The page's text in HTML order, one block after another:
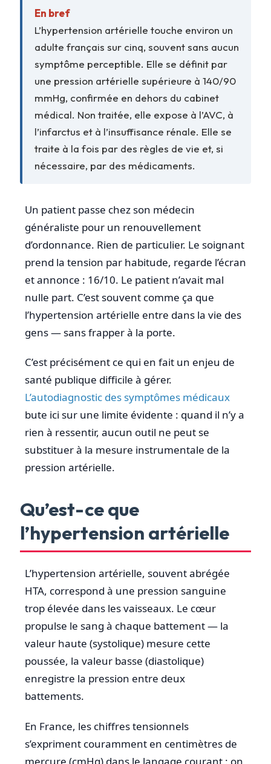
En bref
L’hypertension artérielle touche environ un
adulte français sur cinq, souvent sans aucun
symptôme perceptible. Elle se définit par
une pression artérielle supérieure à 140/90
mmHg, confirmée en dehors du cabinet
médical. Non traitée, elle expose à l’AVC, à
l’infarctus et à l’insuffisance rénale. Elle se
traite à la fois par des règles de vie et, si
nécessaire, par des médicaments.
Un patient passe chez son médecin
généraliste pour un renouvellement
d’ordonnance. Rien de particulier. Le soignant
prend la tension par habitude, regarde l’écran
et annonce : 16/10. Le patient n’avait mal
nulle part. C’est souvent comme ça que
l’hypertension artérielle entre dans la vie des
gens — sans frapper à la porte.
C’est précisément ce qui en fait un enjeu de
santé publique difficile à gérer.
L’autodiagnostic des symptômes médicaux
bute ici sur une limite évidente : quand il n’y a
rien à ressentir, aucun outil ne peut se
substituer à la mesure instrumentale de la
pression artérielle.
Qu’est-ce que
l’hypertension artérielle
L’hypertension artérielle, souvent abrégée
HTA, correspond à une pression sanguine
trop élevée dans les vaisseaux. Le cœur
propulse le sang à chaque battement — la
valeur haute (systolique) mesure cette
poussée, la valeur basse (diastolique)
enregistre la pression entre deux
battements.
En France, les chiffres tensionnels
s’expriment couramment en centimètres de
mercure (cmHg) dans le langage courant : on